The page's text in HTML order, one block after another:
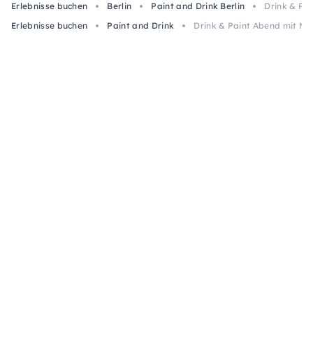
Erlebnisse buchen Berlin Paint and Drink Berlin
Drink &
Erlebnisse buchen
Paint and Drink Drink & Paint Abend mit